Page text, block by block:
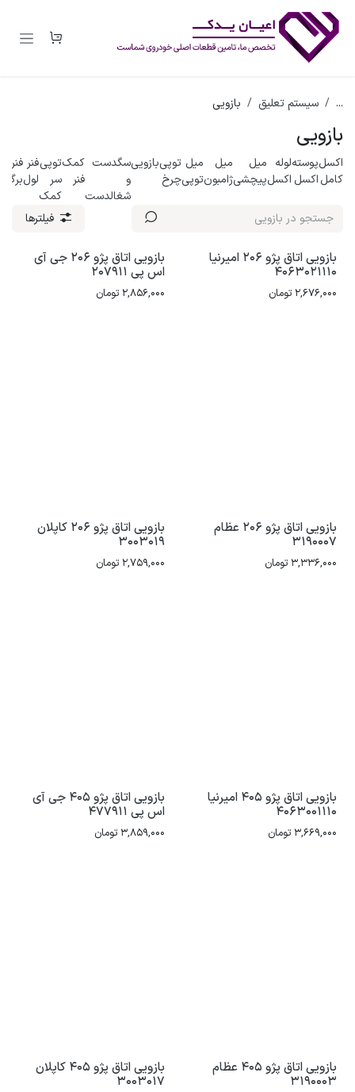
... سیستم تعلیق بازویی
بازویی
اکسل
کامل
پوسته
اکسل
لوله
اکسل
میل
پیچشی
میل
ژامبون
میل
توپی
توپی
چرخ
بازوییسگدست
و
شغالدست
کمک
فنر
توپی
سر
کمک
فنر
لول
فنر
برگی
فیلترها
بازویی اتاق پژو 206 امیرنیا
4063021110
2,676,000 تومان
بازویی اتاق پژو 206 جی آی
اس پی 207911
2,856,000 تومان
بازویی اتاق پژو 206 عظام
3190007
3,336,000 تومان
بازویی اتاق پژو 206 کاپلان
3003019
2,759,000 تومان
بازویی اتاق پژو 405 امیرنیا
4063001110
3,669,000 تومان
بازویی اتاق پژو 405 جی آی
اس پی 477911
3,859,000 تومان
بازویی اتاق پژو 405 عظام
3190003
بازویی اتاق پژو 405 کاپلان
3003017